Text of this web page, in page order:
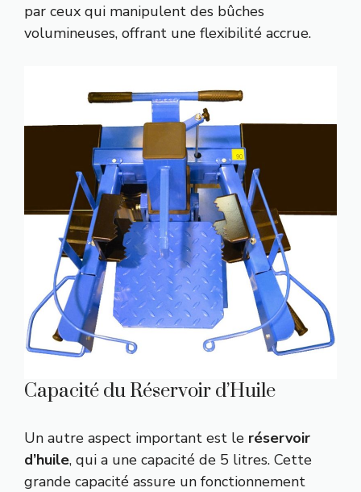
par ceux qui manipulent des bûches
volumineuses, offrant une flexibilité accrue.
Capacité du Réservoir d’Huile
Un autre aspect important est le réservoir
d’huile, qui a une capacité de 5 litres. Cette
grande capacité assure un fonctionnement